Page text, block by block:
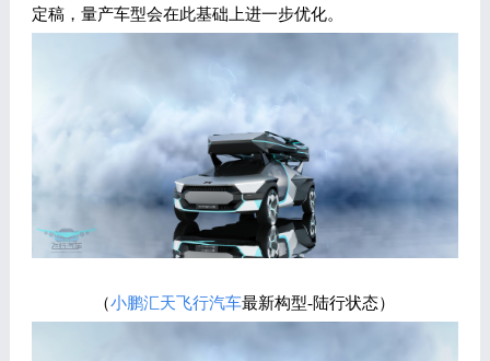
定稿，量产车型会在此基础上进一步优化。
（小鹏汇天飞行汽车最新构型-陆行状态）